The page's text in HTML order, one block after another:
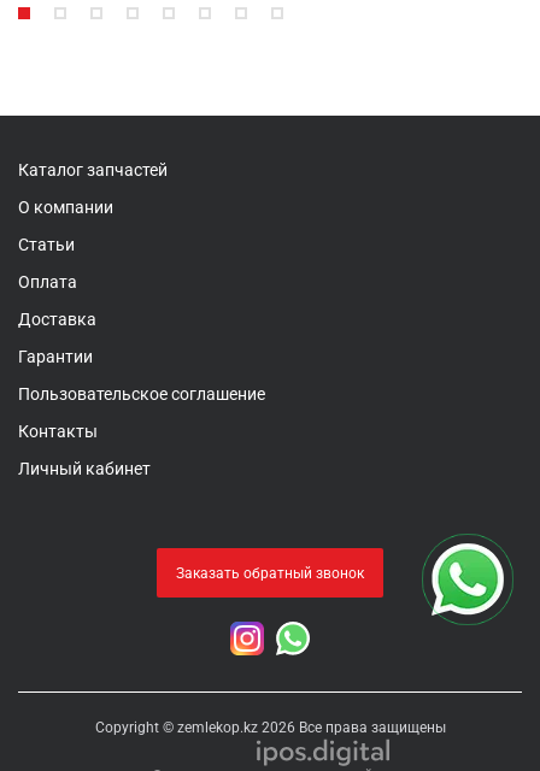
Каталог запчастей
О компании
Статьи
Оплата
Доставка
Гарантии
Пользовательское соглашение
Контакты
Личный кабинет
Заказать обратный звонок
Copyright © zemlekop.kz 2026 Все права защищены